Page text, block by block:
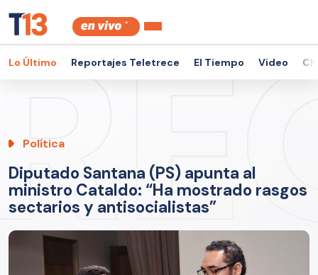
Lo Último Reportajes Teletrece El Tiempo Video
Política
Diputado Santana (PS) apunta al
ministro Cataldo: “Ha mostrado rasgos
sectarios y antisocialistas”